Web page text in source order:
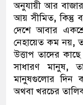
অনুযায়ী আর
আয় সীমিত,কিন্তু
দেশে আবার
নেহায়েত কম নয়,
উত্তাপ তাদের
সাধারণ মানুষ,
মানুষগুলোর দিন
অথবা খরচের